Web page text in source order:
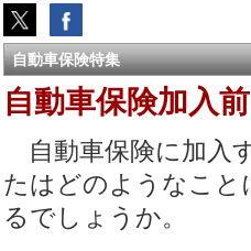
自動車保険特集
自動車保険加入
自動車保険に加入
たはどのようなこと
るでしょうか。